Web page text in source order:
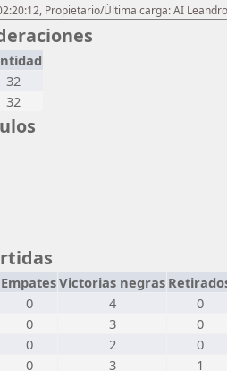
Propietario/Última carga: AI
32
32
EmpatesVictorias negras
0 4
0
0 3
0
0 2
0
0 3
1